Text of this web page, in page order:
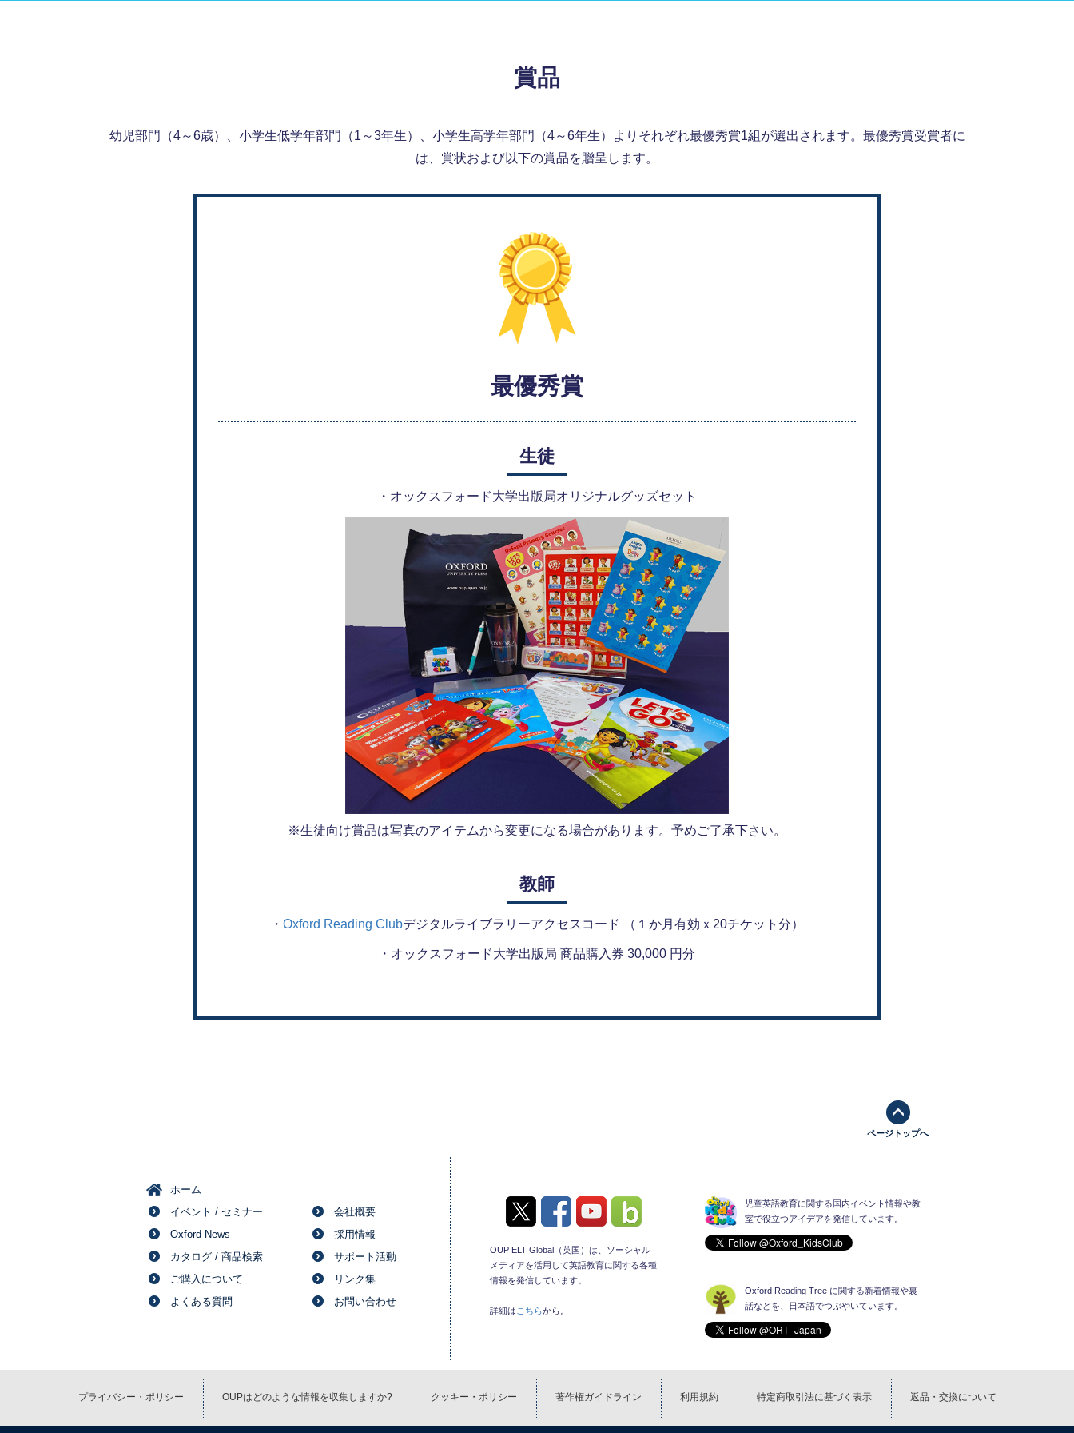
賞品
幼児部門（4～6歳）、小学生低学年部門（1～3年生）、小学生高学年部門（4～6年生）よりそれぞれ最優秀賞1組が選出されます。最優秀賞受賞者に
は、賞状および以下の賞品を贈呈します。
最優秀賞
生徒
・オックスフォード大学出版局オリジナルグッズセット
※生徒向け賞品は写真のアイテムから変更になる場合があります。予めご了承下さい。
教師
・ Oxford Reading Clubデジタルライブラリーアクセスコード （１か月有効ｘ20チケット分）
・オックスフォード大学出版局 商品購入券 30,000 円分
ページトップへ
ホーム
イベント / セミナー
Oxford News
カタログ / 商品検索
ご購入について
よくある質問
会社概要
採用情報
サポート活動
リンク集
お問い合わせ
OUP ELT Global（英国）は、ソーシャル
メディアを活用して英語教育に関する各種
情報を発信しています。
詳細は こちらから。
児童英語教育に関する国内イベント情報や教
室で役立つアイデアを発信しています。
Oxford Reading Tree に関する新着情報や裏
話などを、日本語でつぶやいています。
プライバシー・ポリシー OUPはどのような情報を収集しますか? クッキー・ポリシー 著作権ガイドライン 利用規約 特定商取引法に基づく表示 返品・交換について